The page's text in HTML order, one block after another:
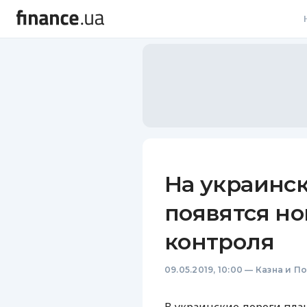
На
появятся
контроля
09.05.2019, 10:00 — Казна и